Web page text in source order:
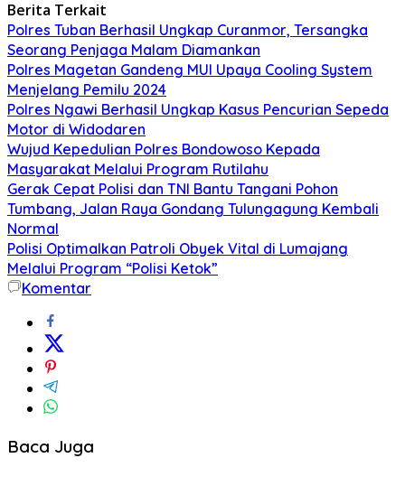
Berita Terkait
Polres Tuban Berhasil Ungkap Curanmor, Tersangka
Seorang Penjaga Malam Diamankan
Polres Magetan Gandeng MUI Upaya Cooling System
Menjelang Pemilu 2024
Polres Ngawi Berhasil Ungkap Kasus Pencurian Sepeda
Motor di Widodaren
Wujud Kepedulian Polres Bondowoso Kepada
Masyarakat Melalui Program Rutilahu
Gerak Cepat Polisi dan TNI Bantu Tangani Pohon
Tumbang, Jalan Raya Gondang Tulungagung Kembali
Normal
Polisi Optimalkan Patroli Obyek Vital di Lumajang
Melalui Program “Polisi Ketok”
Komentar
Baca Juga